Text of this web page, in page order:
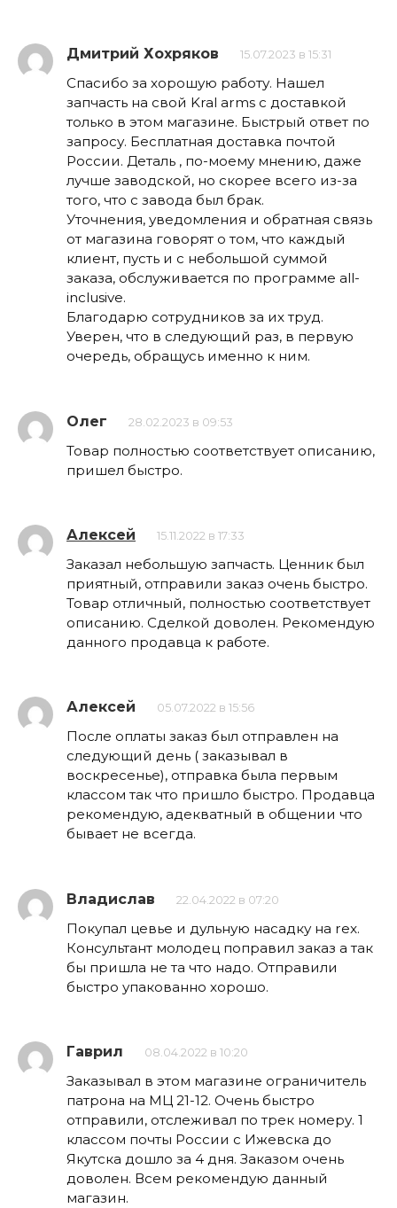
Дмитрий Хохряков 15.07.2023 в 15:31
Спасибо за хорошую работу. Нашел
запчасть на свой Kral arms с доставкой
только в этом магазине. Быстрый ответ по
запросу. Бесплатная доставка почтой
России. Деталь , по-моему мнению, даже
лучше заводской, но скорее всего из-за
того, что с завода был брак.
Уточнения, уведомления и обратная связь
от магазина говорят о том, что каждый
клиент, пусть и с небольшой суммой
заказа, обслуживается по программе all-
inclusive.
Благодарю сотрудников за их труд.
Уверен, что в следующий раз, в первую
очередь, обращусь именно к ним.
Олег 28.02.2023 в 09:53
Товар полностью соответствует описанию,
пришел быстро.
Алексей 15.11.2022 в 17:33
Заказал небольшую запчасть. Ценник был
приятный, отправили заказ очень быстро.
Товар отличный, полностью соответствует
описанию. Сделкой доволен. Рекомендую
данного продавца к работе.
Алексей 05.07.2022 в 15:56
После оплаты заказ был отправлен на
следующий день ( заказывал в
воскресенье), отправка была первым
классом так что пришло быстро. Продавца
рекомендую, адекватный в общении что
бывает не всегда.
Владислав 22.04.2022 в 07:20
Покупал цевье и дульную насадку на rex.
Консультант молодец поправил заказ а так
бы пришла не та что надо. Отправили
быстро упакованно хорошо.
Гаврил 08.04.2022 в 10:20
Заказывал в этом магазине ограничитель
патрона на МЦ 21-12. Очень быстро
отправили, отслеживал по трек номеру. 1
классом почты России с Ижевска до
Якутска дошло за 4 дня. Заказом очень
доволен. Всем рекомендую данный
магазин.